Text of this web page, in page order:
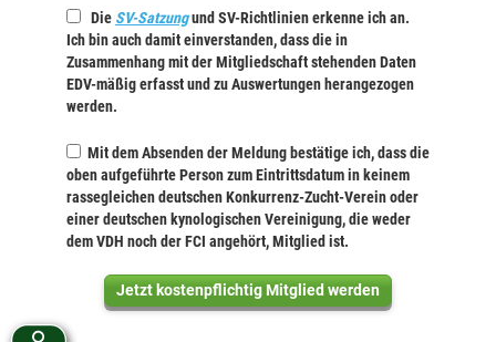
Die SV-Satzungund SV-Richtlinien erkenne ich an.
Ich bin auch damit einverstanden, dass die in
Zusammenhang mit der Mitgliedschaft stehenden Daten
EDV-mäßig erfasst und zu Auswertungen herangezogen
werden.
Mit dem Absenden der Meldung bestätige ich, dass die
oben aufgeführte Person zum Eintrittsdatum in keinem
rassegleichen deutschen Konkurrenz-Zucht-Verein oder
einer deutschen kynologischen Vereinigung, die weder
dem VDH noch der FCI angehört, Mitglied ist.